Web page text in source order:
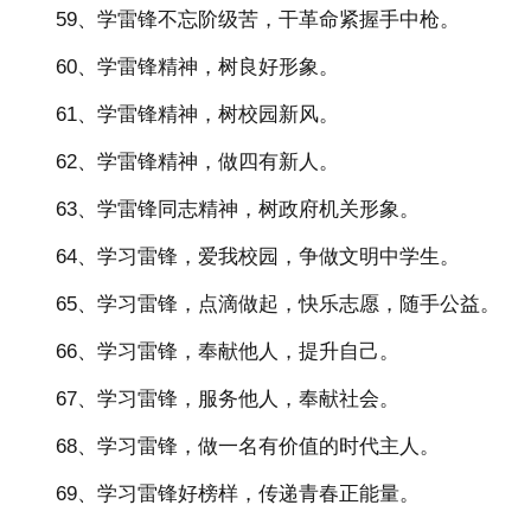
59、学雷锋不忘阶级苦，干革命紧握手中枪。
60、学雷锋精神，树良好形象。
61、学雷锋精神，树校园新风。
62、学雷锋精神，做四有新人。
63、学雷锋同志精神，树政府机关形象。
64、学习雷锋，爱我校园，争做文明中学生。
65、学习雷锋，点滴做起，快乐志愿，随手公益。
66、学习雷锋，奉献他人，提升自己。
67、学习雷锋，服务他人，奉献社会。
68、学习雷锋，做一名有价值的时代主人。
69、学习雷锋好榜样，传递青春正能量。